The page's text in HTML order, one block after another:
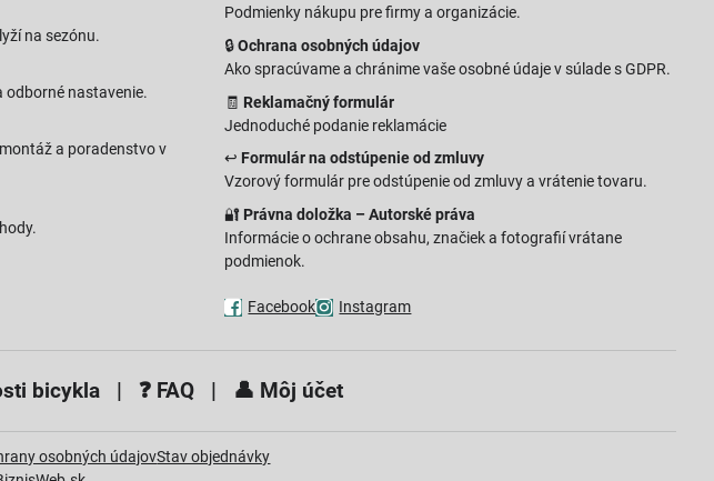
na sezónu.
odborné nastavenie.
a poradenstvo v
Podmienky nákupu pre firmy a organizácie.
🔒Ochrana osobných údajov
Ako spracúvame a chránime vaše osobné údaje v súlade s GDPR.
🧾 Reklamačný formulár
Jednoduché podanie reklamácie
↩️ Formulár na odstúpenie od zmluvy
Vzorový formulár pre odstúpenie od zmluvy a vrátenie tovaru.
🔐 Právna doložka – Autorské práva
Informácie o ochrane obsahu, značiek a fotografií vrátane
podmienok.
Facebook Instagram
bicykla | ❓ FAQ | 👤 Môj účet
osobných údajovStav objednávky